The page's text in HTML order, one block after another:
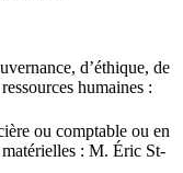
d’éthique, de
humaines :
ou comptable ou en
matérielles : M. Éric St-